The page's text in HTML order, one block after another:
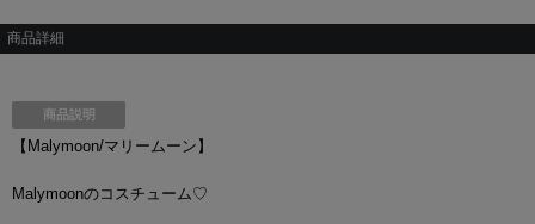
商品詳細
商品説明
【Malymoon/マリームーン】
Malymoonのコスチューム♡